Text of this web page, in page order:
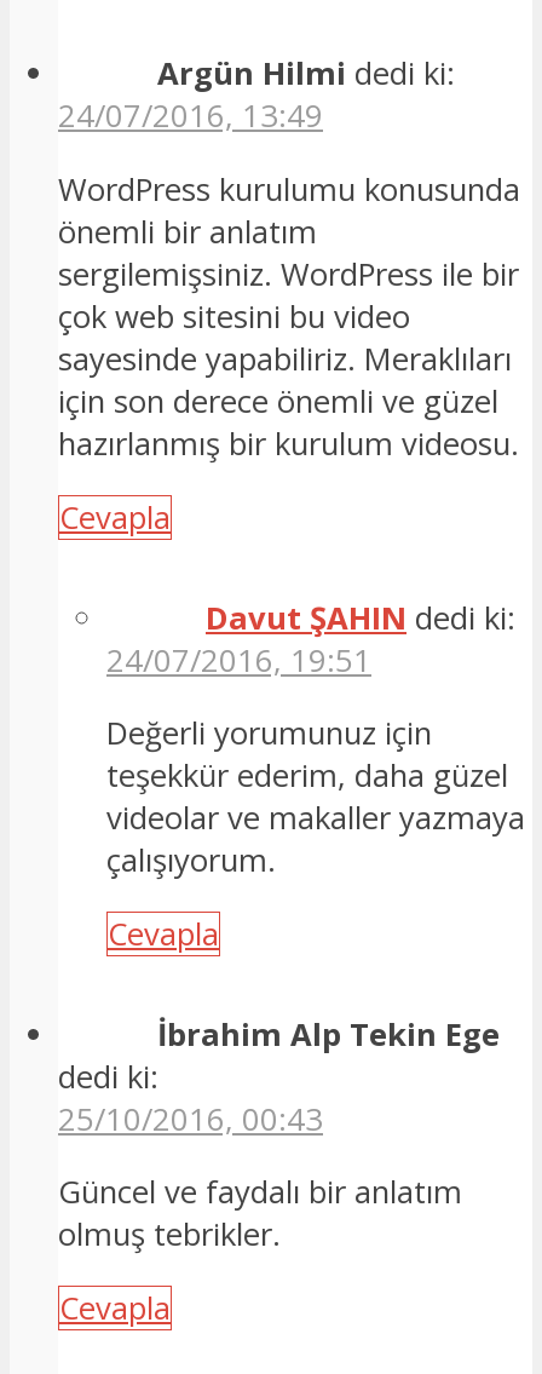
Argün Hilmi dedi ki:
24/07/2016, 13:49
WordPress kurulumu konusunda
önemli bir anlatım
sergilemişsiniz. WordPress ile bir
çok web sitesini bu video
sayesinde yapabiliriz. Meraklıları
için son derece önemli ve güzel
hazırlanmış bir kurulum videosu.
Cevapla
Davut ŞAHIN dedi ki:
24/07/2016, 19:51
Değerli yorumunuz için
teşekkür ederim, daha güzel
videolar ve makaller yazmaya
çalışıyorum.
Cevapla
İbrahim Alp Tekin Ege
dedi ki:
25/10/2016, 00:43
Güncel ve faydalı bir anlatım
olmuş tebrikler.
Cevapla